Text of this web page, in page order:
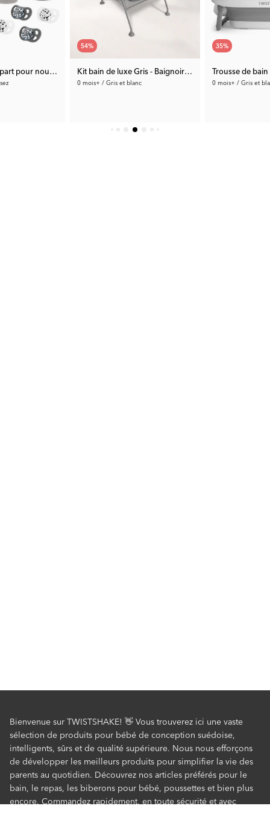
Ensemble de départ pour nouveau-nés 2
54%
Kit bain de luxe Gris - Baignoire pliable avec support de bain
0 mois+ / Gris et blanc
35%
Trousse de
0 mois+ / Gris et
Bienvenue sur TWISTSHAKE! 👋 Vous trouverez ici une vaste
sélection de produits pour bébé de conception suédoise,
intelligents, sûrs et de qualité supérieure. Nous nous efforçons
de développer les meilleurs produits pour simplifier la vie des
parents au quotidien. Découvrez nos articles préférés pour le
bain, le repas, les biberons pour bébé, poussettes et bien plus
encore. Commandez rapidement, en toute sécurité et avec